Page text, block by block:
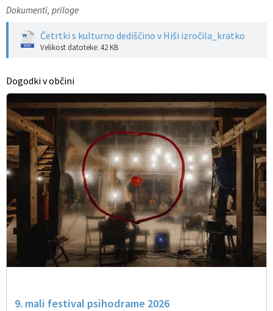
Dokumenti, priloge
Četrtki s kulturno dediščino v Hiši izročila_kratko
Velikost datoteke: 42 KB
Dogodki v občini
9. mali festival psihodrame 2026